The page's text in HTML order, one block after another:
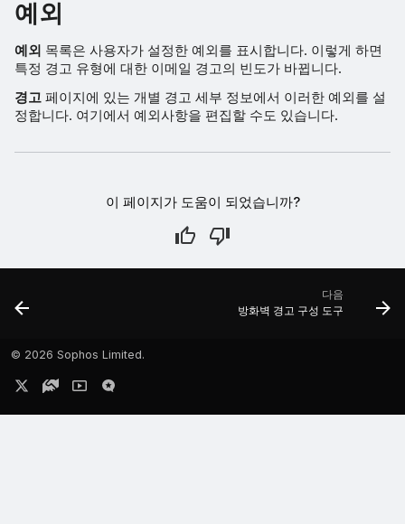
예외
예외 목록은 사용자가 설정한 예외를 표시합니다. 이렇게 하면
특정 경고 유형에 대한 이메일 경고의 빈도가 바뀝니다.
경고 페이지에 있는 개별 경고 세부 정보에서 이러한 예외를 설
정합니다. 여기에서 예외사항을 편집할 수도 있습니다.
이 페이지가 도움이 되었습니까?
다음
방화벽 경고 구성 도구
© 2026 Sophos Limited.